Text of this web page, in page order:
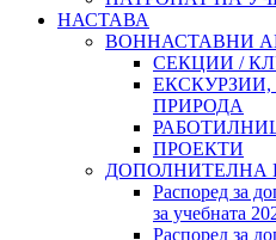
НАСТАВА
ВОННАСТАВНИ
СЕКЦИИ /
ПРИРОДА
ПРОЕКТИ
ДОПОЛНИТЕЛНА
Распоред за
за учебната
Распоред за